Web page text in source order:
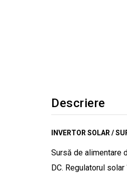
Descriere
INVERTOR SOLAR /
Sursă de alimentare
DC. Regulatorul